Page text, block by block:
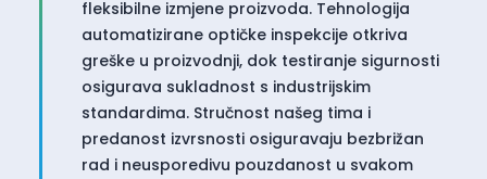
fleksibilne izmjene proizvoda. Tehnologija
automatizirane optičke inspekcije otkriva
greške u proizvodnji, dok testiranje sigurnosti
osigurava sukladnost s industrijskim
standardima. Stručnost našeg tima i
predanost izvrsnosti osiguravaju bezbrižan
rad i neusporedivu pouzdanost u svakom